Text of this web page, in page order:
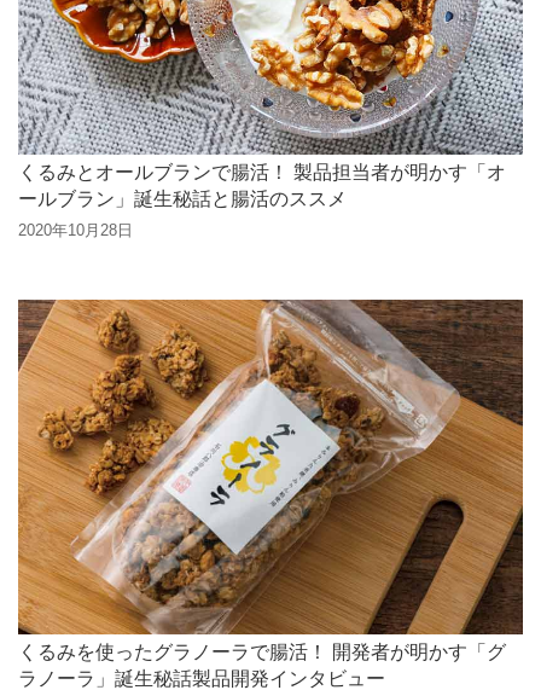
くるみとオールブランで腸活！ 製品担当者が明かす「オ
ールブラン」誕生秘話と腸活のススメ
2020年10月28日
くるみを使ったグラノーラで腸活！ 開発者が明かす「グ
ラノーラ」誕生秘話製品開発インタビュー